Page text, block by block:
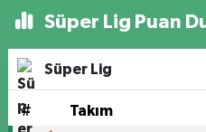
Süper Lig Puan
Süper Lig
# Takım